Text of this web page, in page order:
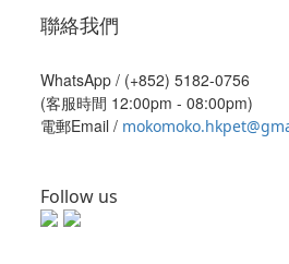
聯絡我們
WhatsApp / (+852) 5182-0756
(客服時間 12:00pm - 08:00pm)
電郵Email /
Follow us